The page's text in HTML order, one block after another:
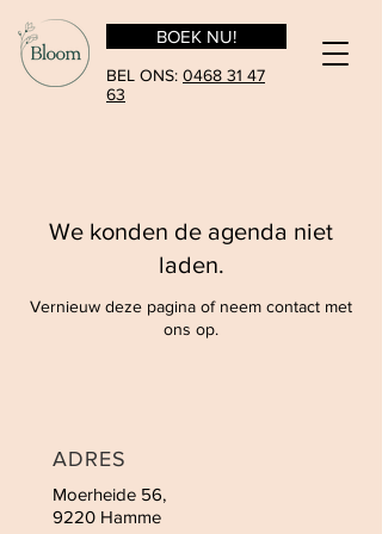
BEL ONS: 0468 31 47
63
BOEK NU!
We konden de agenda niet
laden.
Vernieuw deze pagina of neem contact met
ons op.
ADRES
Moerheide 56,
9220 Hamme